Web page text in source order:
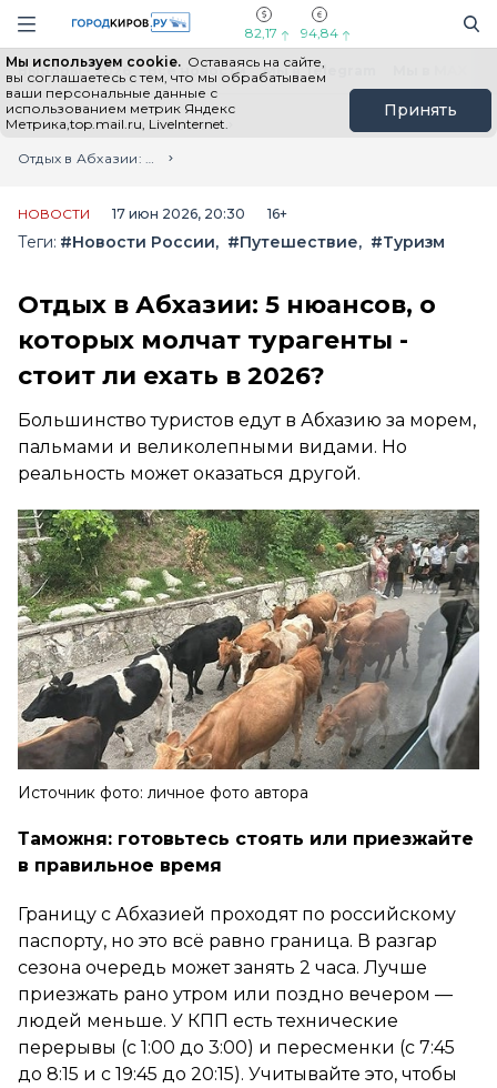
Навигация сайта
82,17 94,84
Мы используем cookie. Оставаясь на сайте,
вы соглашаетесь с тем, что мы обрабатываем
ваши персональные данные с
использованием метрик Яндекс
Метрика,top.mail.ru, LiveInternet.
Принять
Выборы - 2026 Все новости Мы в Telegram
Главная
Лента новостей
Отдых в Абхазии: 5 нюансов, о которых молчат турагенты - стоит ли ехать в 2026?
НОВОСТИ 17 июн 2026, 20:30 16+
Теги: #Новости России #Путешествие #Туризм
Отдых в Абхазии: 5 нюансов, о
которых молчат турагенты -
стоит ли ехать в 2026?
Большинство туристов едут в Абхазию за морем,
пальмами и великолепными видами. Но
реальность может оказаться другой.
Источник фото: личное фото автора
Таможня: готовьтесь стоять или приезжайте
в правильное время
Границу с Абхазией проходят по российскому
паспорту, но это всё равно граница. В разгар
сезона очередь может занять 2 часа. Лучше
приезжать рано утром или поздно вечером —
людей меньше. У КПП есть технические
перерывы (с 1:00 до 3:00) и пересменки (с 7:45
до 8:15 и с 19:45 до 20:15). Учитывайте это, чтобы